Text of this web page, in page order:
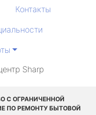
Контакты
Sharp
С ОГРАНИЧЕННОЙ
ПО РЕМОНТУ БЫТОВОЙ